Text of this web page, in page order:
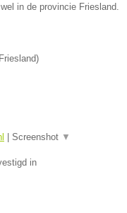
in de provincie Friesland.
Friesland)
| Screenshot ▼
in